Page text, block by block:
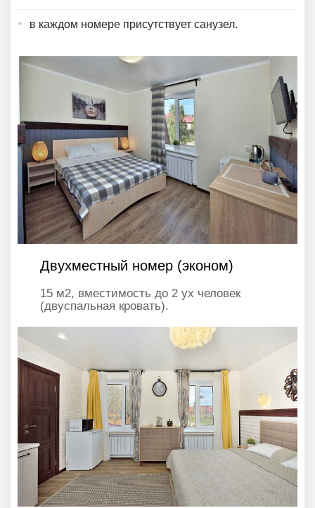
в каждом номере присутствует санузел.
Двухместный номер (эконом)
15 м2, вместимость до 2 ух человек
(двуспальная кровать).